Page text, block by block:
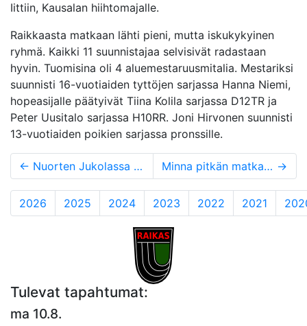
Iittiin, Kausalan hiihtomajalle.
Raikkaasta matkaan lähti pieni, mutta iskukykyinen
ryhmä. Kaikki 11 suunnistajaa selvisivät radastaan
hyvin. Tuomisina oli 4 aluemestaruusmitalia. Mestariksi
suunnisti 16-vuotiaiden tyttöjen sarjassa Hanna Niemi,
hopeasijalle päätyivät Tiina Kolila sarjassa D12TR ja
Peter Uusitalo sarjassa H10RR. Joni Hirvonen suunnisti
13-vuotiaiden poikien sarjassa pronssille.
← Nuorten Jukolassa sattui ja tapahtui Minna pitkän matkan toinen →
2026 2025 2024 2023 2022 2021
Tulevat tapahtumat:
ma 10.8.